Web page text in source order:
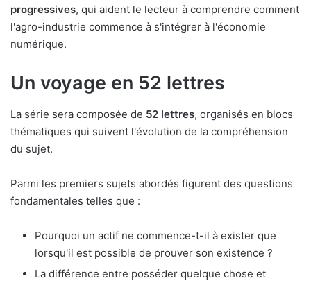
progressives, qui aident le lecteur à comprendre comment
l'agro-industrie commence à s'intégrer à l'économie
numérique.
Un voyage en 52 lettres
La série sera composée de 52 lettres, organisés en blocs
thématiques qui suivent l'évolution de la compréhension
du sujet.
Parmi les premiers sujets abordés figurent des questions
fondamentales telles que :
Pourquoi un actif ne commence-t-il à exister que
lorsqu'il est possible de prouver son existence ?
La différence entre posséder quelque chose et